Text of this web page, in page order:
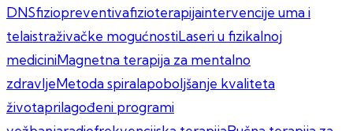
DNSfiziopreventivafizioterapijaintervencije uma i
telaistraživačke mogućnostiLaseri u fizikalnoj
mediciniMagnetna terapija za mentalno
zdravljeMetoda spiralapoboljšanje kvaliteta
životaprilagođeni programi